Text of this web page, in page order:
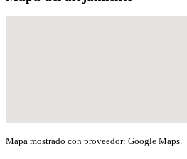
Mapa mostrado con proveedor: Google Maps.